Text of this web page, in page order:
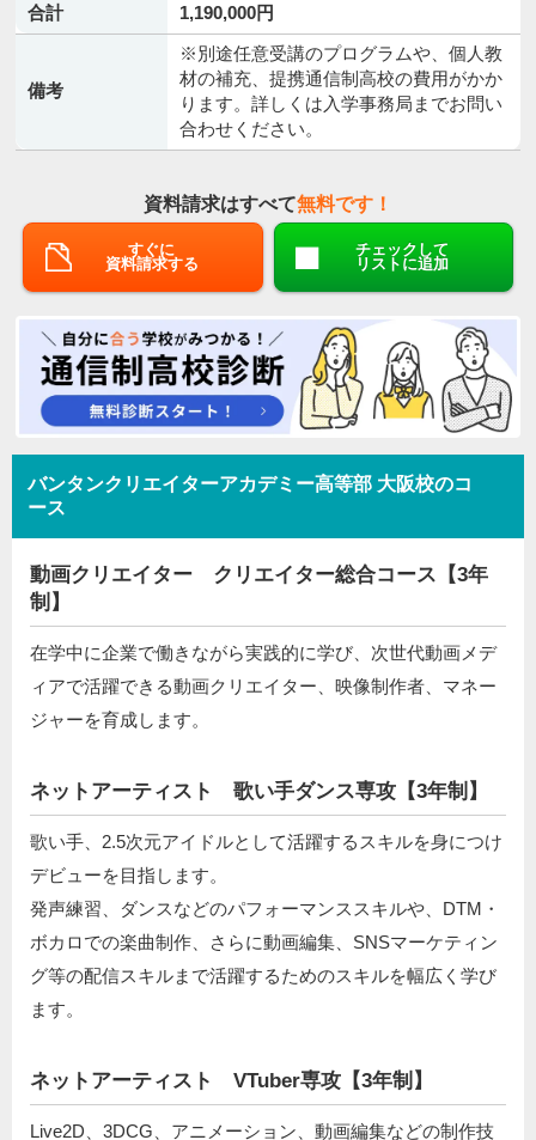
合計
1,190,000円
備考
※別途任意受講のプログラムや、個人教
材の補充、提携通信制高校の費用がかか
ります。詳しくは入学事務局までお問い
合わせください。
資料請求はすべて無料です！
すぐに
資料請求する
チェックして
リストに追加
バンタンクリエイターアカデミー高等部 大阪校のコ
ース
動画クリエイター クリエイター総合コース【3年
制】
在学中に企業で働きながら実践的に学び、次世代動画メデ
ィアで活躍できる動画クリエイター、映像制作者、マネー
ジャーを育成します。
ネットアーティスト 歌い手ダンス専攻【3年制】
歌い手、2.5次元アイドルとして活躍するスキルを身につけ
デビューを目指します。
発声練習、ダンスなどのパフォーマンススキルや、DTM・
ボカロでの楽曲制作、さらに動画編集、SNSマーケティン
グ等の配信スキルまで活躍するためのスキルを幅広く学び
ます。
ネットアーティスト VTuber専攻【3年制】
Live2D、3DCG、アニメーション、動画編集などの制作技